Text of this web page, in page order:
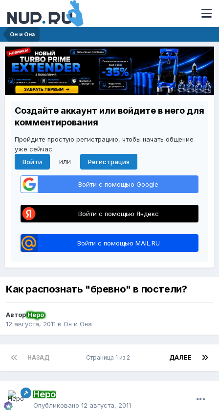
Он и Она
Создайте аккаунт или войдите в него для
комментирования
Пройдите простую регистрацию, чтобы начать общение
уже сейчас.
Войти
или Регистрация
Войти с помощью Google
Войти с помощью Яндекс
Войти с помощью MAIL.RU
Как распознать "бревно" в постели?
АвторНеро
12 августа, 2011 в Он и Она
НАЗАД ДАЛЕЕ
Страница 1 из 2
Неро
Опубликовано 12 августа, 2011